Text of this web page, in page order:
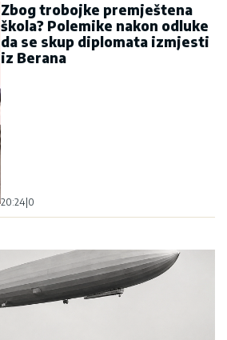
Zbog trobojke premještena
škola? Polemike nakon odluke
da se skup diplomata izmjesti
iz Berana
20:24 0